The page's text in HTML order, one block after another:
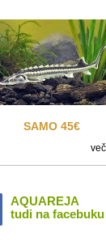
SAMO 45€
AQUAREJA
tudi na facebuku